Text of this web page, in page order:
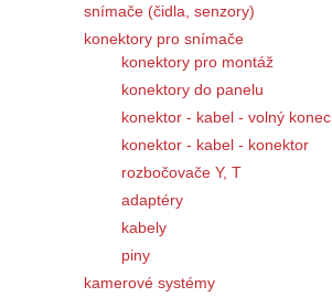
snímače (čidla, senzory)
konektory pro snímače
konektory pro montáž
konektory do panelu
konektor - kabel - volný konec
konektor - kabel - konektor
rozbočovače Y, T
adaptéry
kabely
piny
kamerové systémy